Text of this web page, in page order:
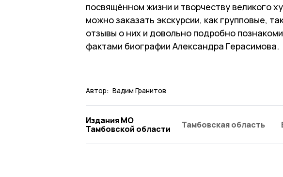
посвящённом жизни и творчеству великого
можно заказать экскурсии, как групповые,
отзывы о них и довольно подробно
фактами биографии Александра Герасимова.
Автор: Вадим Гранитов
Издания МО
Тамбовской области
Тамбовская область